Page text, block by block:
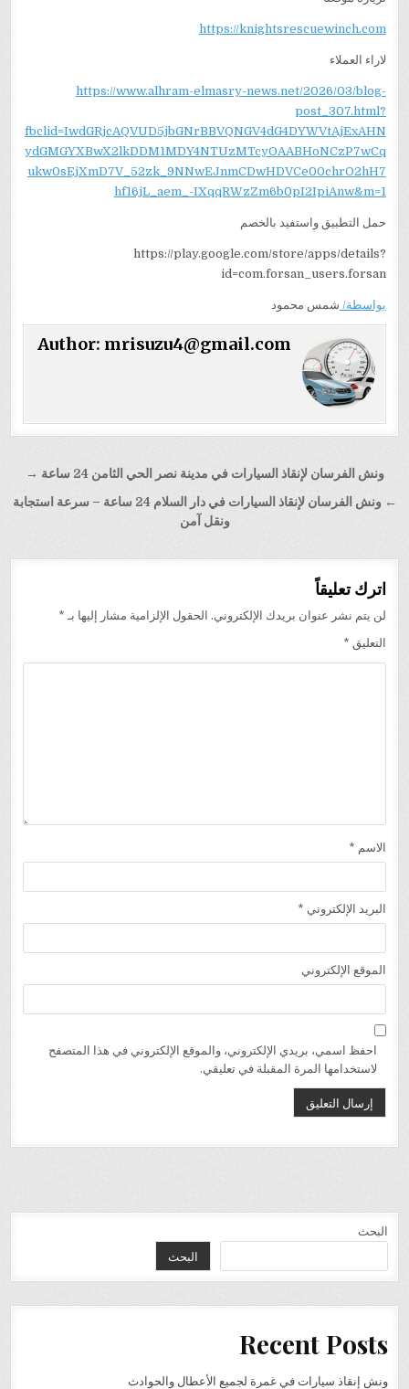
https://knightsrescuewinch.com
لاراء العملاء
https://www.alhram-elmasry-news.net/2026/03/blog-
post_307.html?
fbclid=IwdGRjcAQVUD5jbGNrBBVQNGV4dG4DYWVtAjExAHN
ydGMGYXBwX2lkDDM1MDY4NTUzMTcyOAABHoNCzP7wCq
ukw0sEjXmD7V_52zk_9NNwEJnmCDwHDVCe00chrO2hH7
hf16jL_aem_-IXqqRWzZm6b0pI2IpiAnw&m=1
حمل التطبيق واستفيد بالخصم
https://play.google.com/store/apps/details?
id=com.forsan_users.forsan
بواسطة/ شمس محمود
Author: mrisuzu4@gmail.com
تصفّح
المقالات
ونش الفرسان لإنقاذ السيارات في مدينة نصر الحي الثامن 24 ساعة →
← ونش الفرسان لإنقاذ السيارات في دار السلام 24 ساعة – سرعة استجابة
ونقل آمن
اترك تعليقاً
لن يتم نشر عنوان بريدك الإلكتروني. الحقول الإلزامية مشار إليها بـ *
التعليق *
الاسم *
البريد الإلكتروني *
الموقع الإلكتروني
احفظ اسمي، بريدي الإلكتروني، والموقع الإلكتروني في هذا المتصفح
لاستخدامها المرة المقبلة في تعليقي.
البحث
البحث
Recent Posts
ونش إنقاذ سيارات في غمرة لجميع الأعطال والحوادث